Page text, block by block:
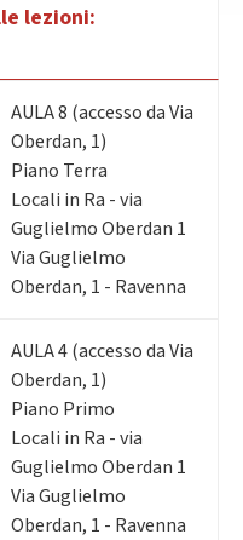
lezioni:
AULA 8 (accesso da Via
Oberdan, 1)
Piano Terra
Locali in Ra - via
Guglielmo Oberdan 1
Via Guglielmo
Oberdan, 1 - Ravenna
AULA 4 (accesso da Via
Oberdan, 1)
Piano Primo
Locali in Ra - via
Guglielmo Oberdan 1
Via Guglielmo
Oberdan, 1 - Ravenna